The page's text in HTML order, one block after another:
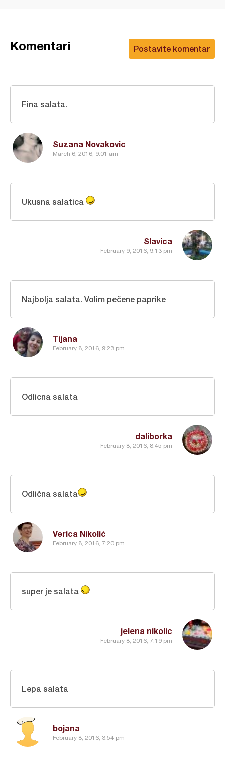
Postavite komentar
Komentari
Suzana Novakovic
March 6, 2016, 9:01 am
Fina salata.
Slavica
February 9, 2016, 9:13 pm
Ukusna salatica
Tijana
February 8, 2016, 9:23 pm
Najbolja salata. Volim pečene paprike
daliborka
February 8, 2016, 8:45 pm
Odlicna salata
Verica Nikolić
February 8, 2016, 7:20 pm
Odlična salata
jelena nikolic
February 8, 2016, 7:19 pm
super je salata
bojana
February 8, 2016, 3:54 pm
Lepa salata